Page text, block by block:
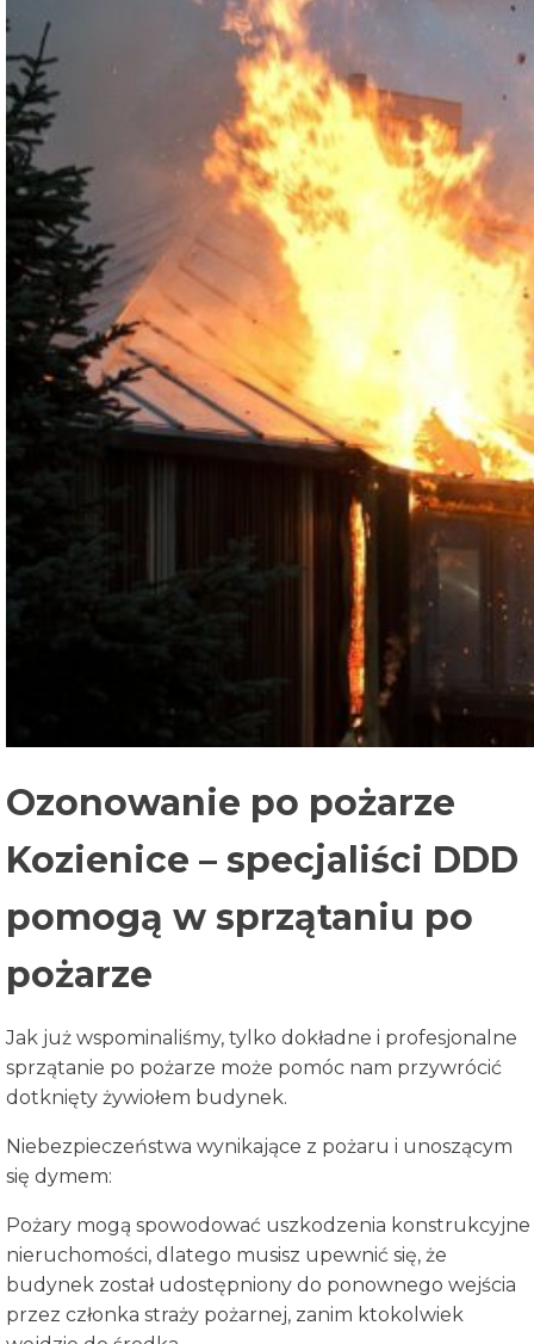
Ozonowanie po pożarze
Kozienice – specjaliści DDD
pomogą w sprzątaniu po
pożarze
Jak już wspominaliśmy, tylko dokładne i profesjonalne
sprzątanie po pożarze może pomóc nam przywrócić
dotknięty żywiołem budynek.
Niebezpieczeństwa wynikające z pożaru i unoszącym
się dymem:
Pożary mogą spowodować uszkodzenia konstrukcyjne
nieruchomości, dlatego musisz upewnić się, że
budynek został udostępniony do ponownego wejścia
przez członka straży pożarnej, zanim ktokolwiek